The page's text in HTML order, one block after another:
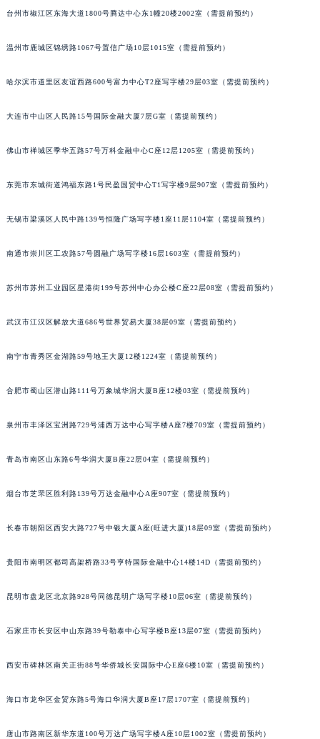
台州市椒江区东海大道1800号腾达中心东1幢20楼2002室（需提前预约）
温州市鹿城区锦绣路1067号置信广场10层1015室（需提前预约）
哈尔滨市道里区友谊西路600号富力中心T2座写字楼29层03室（需提前预约）
大连市中山区人民路15号国际金融大厦7层G室（需提前预约）
佛山市禅城区季华五路57号万科金融中心C座12层1205室（需提前预约）
东莞市东城街道鸿福东路1号民盈国贸中心T1写字楼9层907室（需提前预约）
无锡市梁溪区人民中路139号恒隆广场写字楼1座11层1104室（需提前预约）
南通市崇川区工农路57号圆融广场写字楼16层1603室（需提前预约）
苏州市苏州工业园区星港街199号苏州中心办公楼C座22层08室（需提前预约）
武汉市江汉区解放大道686号世界贸易大厦38层09室（需提前预约）
南宁市青秀区金湖路59号地王大厦12楼1224室（需提前预约）
合肥市蜀山区潜山路111号万象城华润大厦B座12楼03室（需提前预约）
泉州市丰泽区宝洲路729号浦西万达中心写字楼A座7楼709室（需提前预约）
青岛市南区山东路6号华润大厦B座22层04室（需提前预约）
烟台市芝罘区胜利路139号万达金融中心A座907室（需提前预约）
长春市朝阳区西安大路727号中银大厦A座(旺进大厦)18层09室（需提前预约）
贵阳市南明区都司高架桥路33号亨特国际金融中心14楼14D（需提前预约）
昆明市盘龙区北京路928号同德昆明广场写字楼10层06室（需提前预约）
石家庄市长安区中山东路39号勒泰中心写字楼B座13层07室（需提前预约）
西安市碑林区南关正街88号华侨城长安国际中心E座6楼10室（需提前预约）
海口市龙华区金贸东路5号海口华润大厦B座17层1707室（需提前预约）
唐山市路南区新华东道100号万达广场写字楼A座10层1002室（需提前预约）